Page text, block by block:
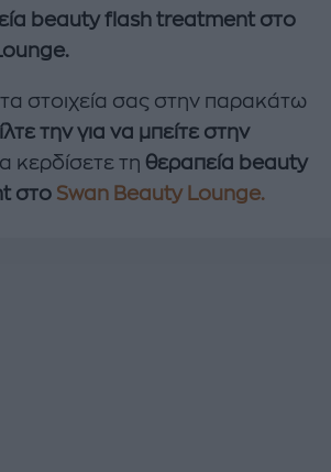
beauty flash treatment στο
στοιχεία σας στην παρακάτω
την για να μπείτε στην
κερδίσετε τη θεραπεία beauty
στο Swan Beauty Lounge.